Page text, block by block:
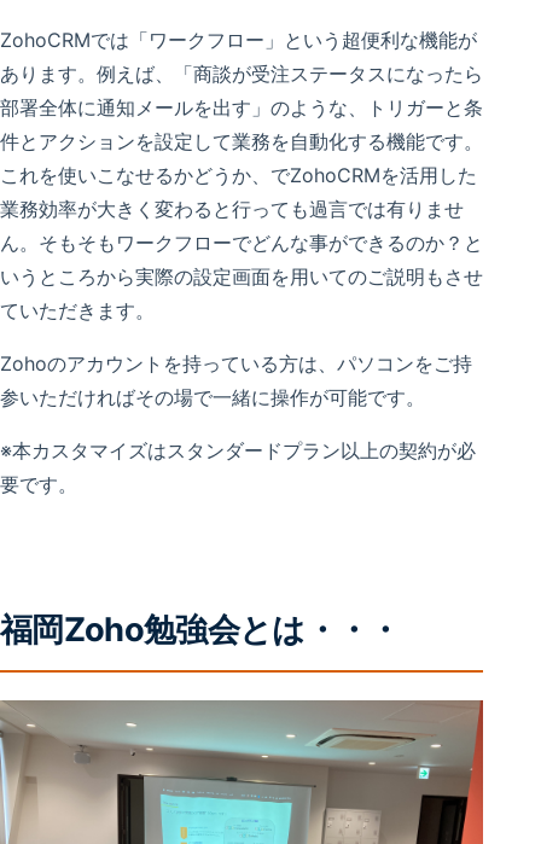
ZohoCRMでは「ワークフロー」という超便利な機能が
あります。例えば、「商談が受注ステータスになったら
部署全体に通知メールを出す」のような、トリガーと条
件とアクションを設定して業務を自動化する機能です。
これを使いこなせるかどうか、でZohoCRMを活用した
業務効率が大きく変わると行っても過言では有りませ
ん。そもそもワークフローでどんな事ができるのか？と
いうところから実際の設定画面を用いてのご説明もさせ
ていただきます。
Zohoのアカウントを持っている方は、パソコンをご持
参いただければその場で一緒に操作が可能です。
※本カスタマイズはスタンダードプラン以上の契約が必
要です。
福岡Zoho勉強会とは・・・